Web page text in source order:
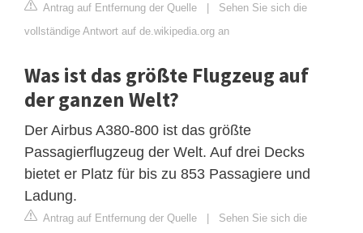
Antrag auf Entfernung der Quelle | Sehen Sie sich die
vollständige Antwort auf de.wikipedia.org an
Was ist das größte Flugzeug auf
der ganzen Welt?
Der Airbus A380-800 ist das größte
Passagierflugzeug der Welt. Auf drei Decks
bietet er Platz für bis zu 853 Passagiere und
Ladung.
Antrag auf Entfernung der Quelle | Sehen Sie sich die